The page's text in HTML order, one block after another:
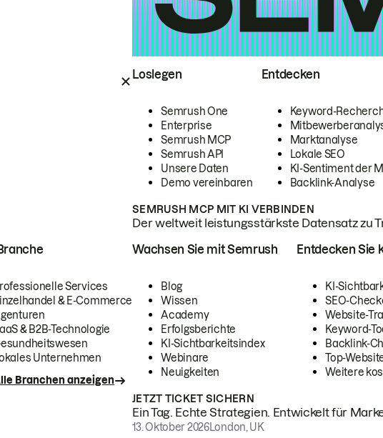
Loslegen
Semrush One
Enterprise
Semrush MCP
Semrush API
Unsere Daten
Demo vereinbaren
Entdecken
Keyword-
Marktanalyse
Lokale SEO
KI-Sentiment der
Backlink-Analyse
SEMRUSH MCP MIT KI VERBINDEN
Der weltweit leistungsstärkste Datensatz zu
Services
& E-Commerce
& B2B-Technologie
Unternehmen
Branchen anzeigen
Wachsen Sie mit Semrush
Blog
Wissen
Academy
Erfolgsberichte
KI-Sichtbarkeitsindex
Webinare
Neuigkeiten
Entdecken Sie
KI-
SEO-
Website-
Keyword-
Backlink-
Top-
Weitere
JETZT TICKET SICHERN
Ein Tag. Echte Strategien. Entwickelt für
13. Oktober 2026London, UK